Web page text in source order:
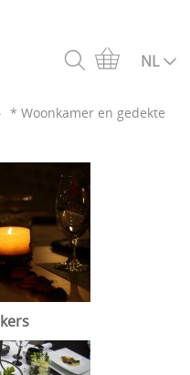
NL
* Woonkamer en gedekte